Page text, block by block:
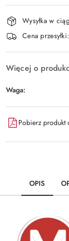
Dostępność
i
dostawa
Wysyłka w
Cena przesyłki:
Więcej o
Waga:
Pobierz produkt
OPIS